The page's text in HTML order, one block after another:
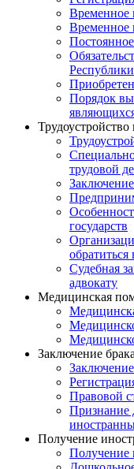
Временное
Временное
Порядок
Трудоустройство
трудовой
государств
Судебная
адвокату
Медицинская
Заключение брака
Правовой
Признание
Получение
Получение